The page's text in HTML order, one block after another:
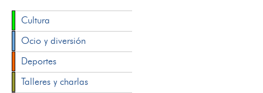
Cultura
Ocio y diversión
Deportes
Talleres y charlas